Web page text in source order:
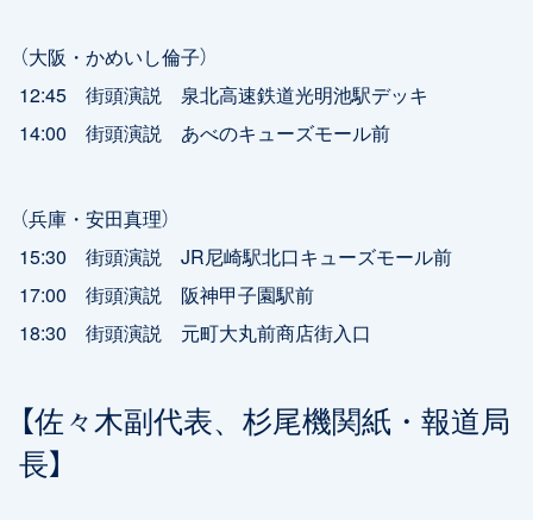
（大阪・かめいし倫子）
12:45 街頭演説 泉北高速鉄道光明池駅デッキ
14:00 街頭演説 あべのキューズモール前
（兵庫・安田真理）
15:30 街頭演説 JR尼崎駅北口キューズモール前
17:00 街頭演説 阪神甲子園駅前
18:30 街頭演説 元町大丸前商店街入口
【佐々木副代表、杉尾機関紙・報道局
長】